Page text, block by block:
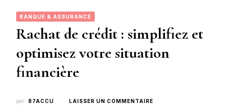
BANQUE & ASSURANCE
Rachat de crédit : simplifiez et
optimisez votre situation
financière
par 87ACCU LAISSER UN COMMENTAIRE